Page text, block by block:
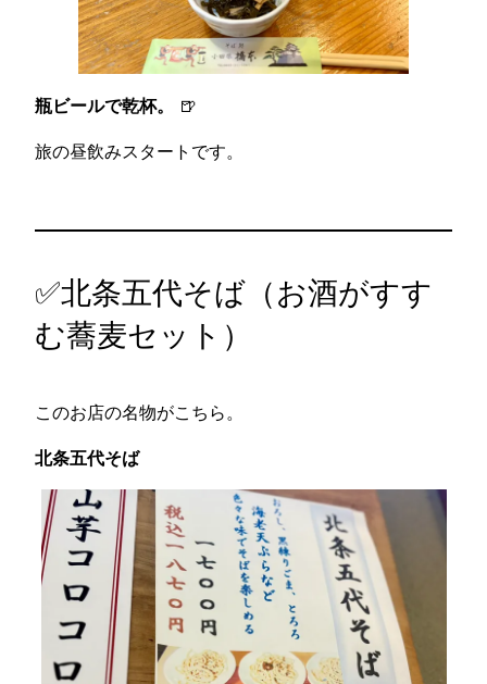
瓶ビールで乾杯。 🍺
旅の昼飲みスタートです。
✅北条五代そば（お酒がすす
む蕎麦セット）
このお店の名物がこちら。
北条五代そば